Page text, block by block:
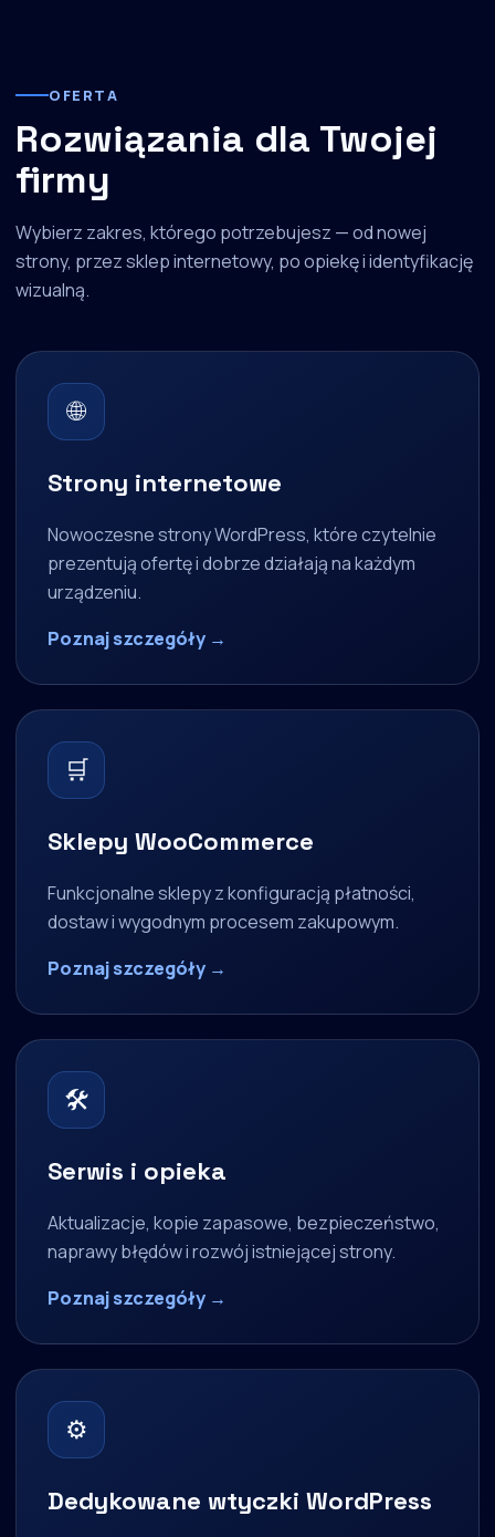
OFERTA
Rozwiązania dla Twojej
firmy
Wybierz zakres, którego potrzebujesz — od nowej
strony, przez sklep internetowy, po opiekę i identyfikację
wizualną.
🌐
Strony internetowe
Nowoczesne strony WordPress, które czytelnie
prezentują ofertę i dobrze działają na każdym
urządzeniu.
Poznaj szczegóły →
🛒
Sklepy WooCommerce
Funkcjonalne sklepy z konfiguracją płatności,
dostaw i wygodnym procesem zakupowym.
Poznaj szczegóły →
🛠
Serwis i opieka
Aktualizacje, kopie zapasowe, bezpieczeństwo,
naprawy błędów i rozwój istniejącej strony.
Poznaj szczegóły →
⚙
Dedykowane wtyczki WordPress